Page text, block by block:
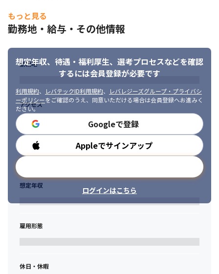
入等を行える方
・個人レベルでもPDCA, KPTなどを用いて業務、作業改善を行え
・新サービスの実現やサービスを通した課題解決に向け、実現に
向け取り組める方
・周囲と協調しながら自ら仕事を進めることができ、やりとげる
もっと見る
勤務地・給与・その他情報
想定年収、待遇・福利厚生、 選考プロセスなどを確認
するには会員登録が必要です
利用規約、 レバテックID利用規約、
レバレジーズグループ・プライバシ
ーポリシーをご確認のうえ、同意いただける場合は会員登録へお進みく
ださい。
Googleで登録
Appleでサインアップ
ログインはこちら
勤務地
アクセス
勤務時間
想定年収
雇用形態
休日・休暇